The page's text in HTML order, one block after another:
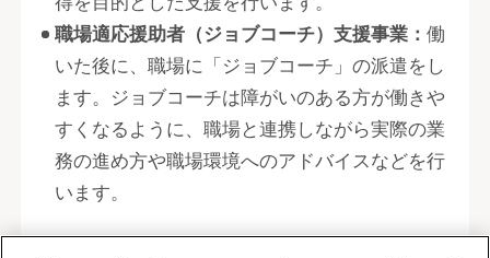
職場適応援助者（ジョブコーチ）支援事業：働
いた後に、職場に「ジョブコーチ」の派遣をし
ます。ジョブコーチは障がいのある方が働きや
すくなるように、職場と連携しながら実際の業
務の進め方や職場環境へのアドバイスなどを行
います。